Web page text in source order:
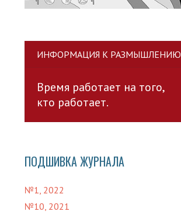
ИНФОРМАЦИЯ К РАЗМЫШЛЕНИЮ
Время работает на того,
кто работает.
ПОДШИВКА ЖУРНАЛА
№1, 2022
№10, 2021